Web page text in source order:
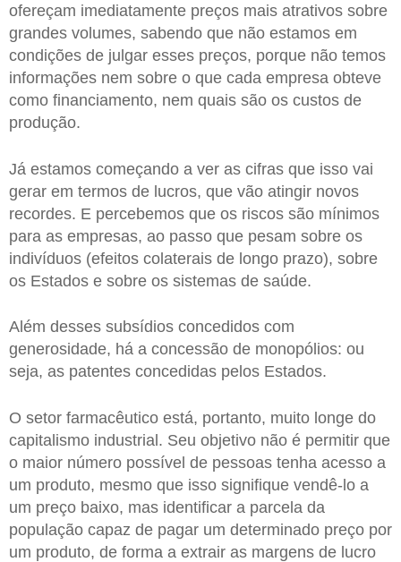
ofereçam imediatamente preços mais atrativos sobre
grandes volumes, sabendo que não estamos em
condições de julgar esses preços, porque não temos
informações nem sobre o que cada empresa obteve
como financiamento, nem quais são os custos de
produção.
Já estamos começando a ver as cifras que isso vai
gerar em termos de lucros, que vão atingir novos
recordes. E percebemos que os riscos são mínimos
para as empresas, ao passo que pesam sobre os
indivíduos (efeitos colaterais de longo prazo), sobre
os Estados e sobre os sistemas de saúde.
Além desses subsídios concedidos com
generosidade, há a concessão de monopólios: ou
seja, as patentes concedidas pelos Estados.
O setor farmacêutico está, portanto, muito longe do
capitalismo industrial. Seu objetivo não é permitir que
o maior número possível de pessoas tenha acesso a
um produto, mesmo que isso signifique vendê-lo a
um preço baixo, mas identificar a parcela da
população capaz de pagar um determinado preço por
um produto, de forma a extrair as margens de lucro